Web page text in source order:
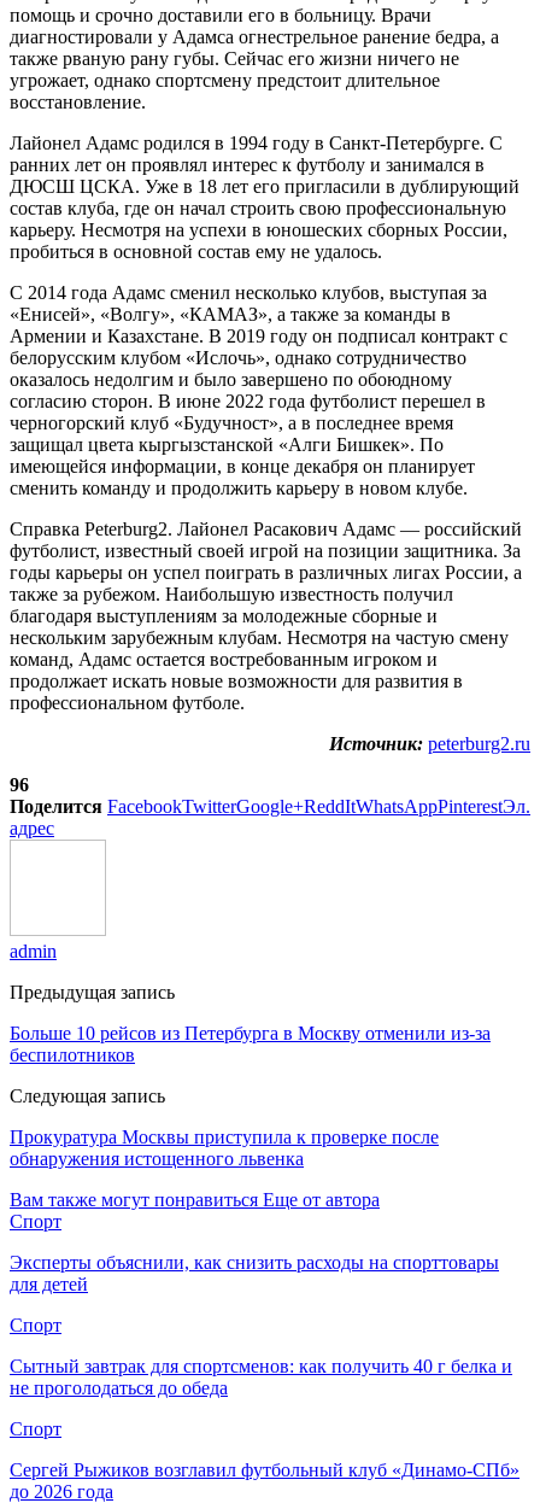
помощь и срочно доставили его в больницу. Врачи
диагностировали у Адамса огнестрельное ранение бедра, а
также рваную рану губы. Сейчас его жизни ничего не
угрожает, однако спортсмену предстоит длительное
восстановление.
Лайонел Адамс родился в 1994 году в Санкт-Петербурге. С
ранних лет он проявлял интерес к футболу и занимался в
ДЮСШ ЦСКА. Уже в 18 лет его пригласили в дублирующий
состав клуба, где он начал строить свою профессиональную
карьеру. Несмотря на успехи в юношеских сборных России,
пробиться в основной состав ему не удалось.
С 2014 года Адамс сменил несколько клубов, выступая за
«Енисей», «Волгу», «КАМАЗ», а также за команды в
Армении и Казахстане. В 2019 году он подписал контракт с
белорусским клубом «Ислочь», однако сотрудничество
оказалось недолгим и было завершено по обоюдному
согласию сторон. В июне 2022 года футболист перешел в
черногорский клуб «Будучност», а в последнее время
защищал цвета кыргызстанской «Алги Бишкек». По
имеющейся информации, в конце декабря он планирует
сменить команду и продолжить карьеру в новом клубе.
Справка Peterburg2. Лайонел Расакович Адамс — российский
футболист, известный своей игрой на позиции защитника. За
годы карьеры он успел поиграть в различных лигах России, а
также за рубежом. Наибольшую известность получил
благодаря выступлениям за молодежные сборные и
нескольким зарубежным клубам. Несмотря на частую смену
команд, Адамс остается востребованным игроком и
продолжает искать новые возможности для развития в
профессиональном футболе.
Источник: peterburg2.ru
96
Поделится FacebookTwitterGoogle+ReddItWhatsAppPinterestЭл.
адрес
admin
Предыдущая запись
Больше 10 рейсов из Петербурга в Москву отменили из-за
беспилотников
Следующая запись
Прокуратура Москвы приступила к проверке после
обнаружения истощенного львенка
Вам также могут понравиться Еще от автора
Спорт
Эксперты объяснили, как снизить расходы на спорттовары
для детей
Спорт
Сытный завтрак для спортсменов: как получить 40 г белка и
не проголодаться до обеда
Спорт
Сергей Рыжиков возглавил футбольный клуб «Динамо-СПб»
до 2026 года